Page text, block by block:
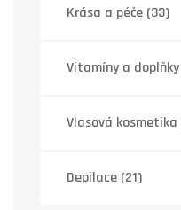
Krása a péče (33)
Vitamíny a doplňky
Vlasová kosmetika
Depilace (21)